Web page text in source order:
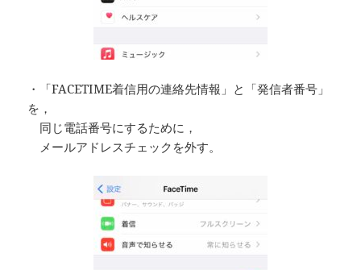
・「FACETIME着信用の連絡先情報」と「発信者番号」
を，
同じ電話番号にするために，
メールアドレスチェックを外す。